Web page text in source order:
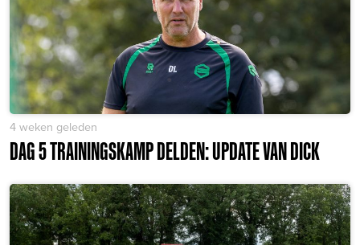
4 weken geleden
DAG 5 TRAININGSKAMP DELDEN: UPDATE VAN DICK